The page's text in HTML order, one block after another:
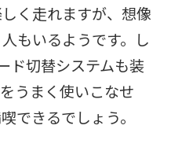
く走れますが、想像
もいるようです。し
ド切替システムも装
うまく使いこなせ
できるでしょう。